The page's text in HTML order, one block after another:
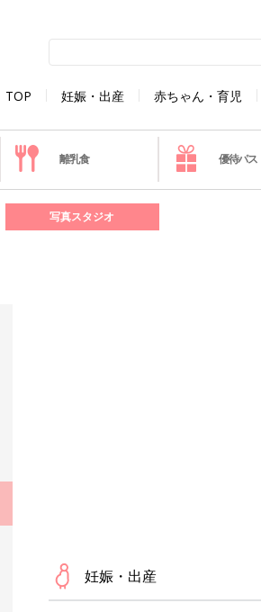
TOP 妊娠・出産 赤ちゃん・育児
離乳食 優待パス
写真スタジオ
妊娠・出産